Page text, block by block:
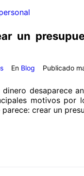
un
En Blog Publicado
dinero desaparece
motivos por
crear un